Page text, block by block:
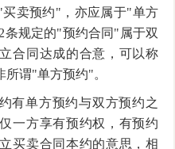
买卖预约"，亦应属于"单方
条规定的"预约合同"属于双
合同达成的合意，可以称
谓"单方预约"。
有单方预约与双方预约之
一方享有预约权，有预约
买卖合同本约的意思，相